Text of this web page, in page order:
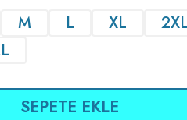
M L XL
2XL
SEPETE EKLE